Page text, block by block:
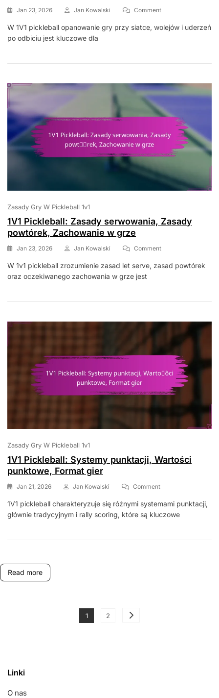
Jan 23, 2026 Jan Kowalski CommentOn
Pickleball:
Siatce,
Volley,
Uderzenia
Ziemi
W 1V1 pickleball opanowanie gry przy siatce, wolejów i uderzeń
po odbiciu jest kluczowe dla
Zasady Gry W Pickleball 1v1
1V1 Pickleball: Zasady serwowania, Zasady
powtórek, Zachowanie w grze
Jan 23, 2026 Jan Kowalski CommentOn
Pickleball:
Powtórek,
W
W 1v1 pickleball zrozumienie zasad let serve, zasad powtórek
oraz oczekiwanego zachowania w grze jest
Zasady Gry W Pickleball 1v1
1V1 Pickleball: Systemy punktacji, Wartości
punktowe, Format gier
Jan 21, 2026 Jan Kowalski CommentOn
Pickleball:
Systemy
Punktowe,
1V1 pickleball charakteryzuje się różnymi systemami punktacji,
głównie tradycyjnym i rally scoring, które są kluczowe
Read more
Posts
Page
1 Page
2
Linki
O nas